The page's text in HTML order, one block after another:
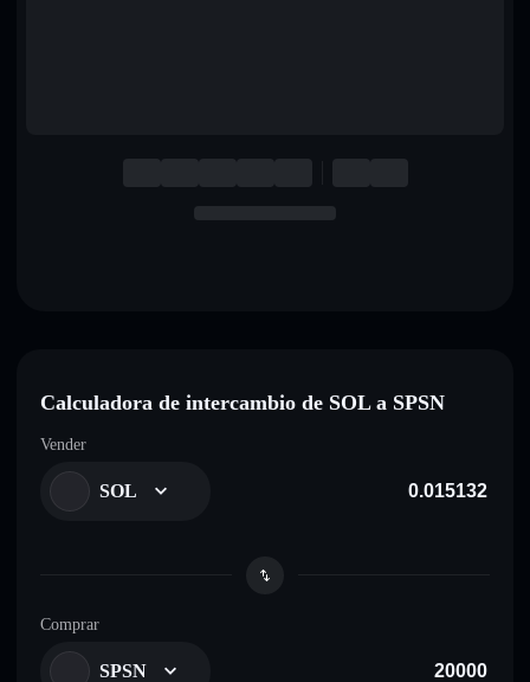
Calculadora de intercambio de SOL a SPSN
Vender
SOL
Comprar
SPSN